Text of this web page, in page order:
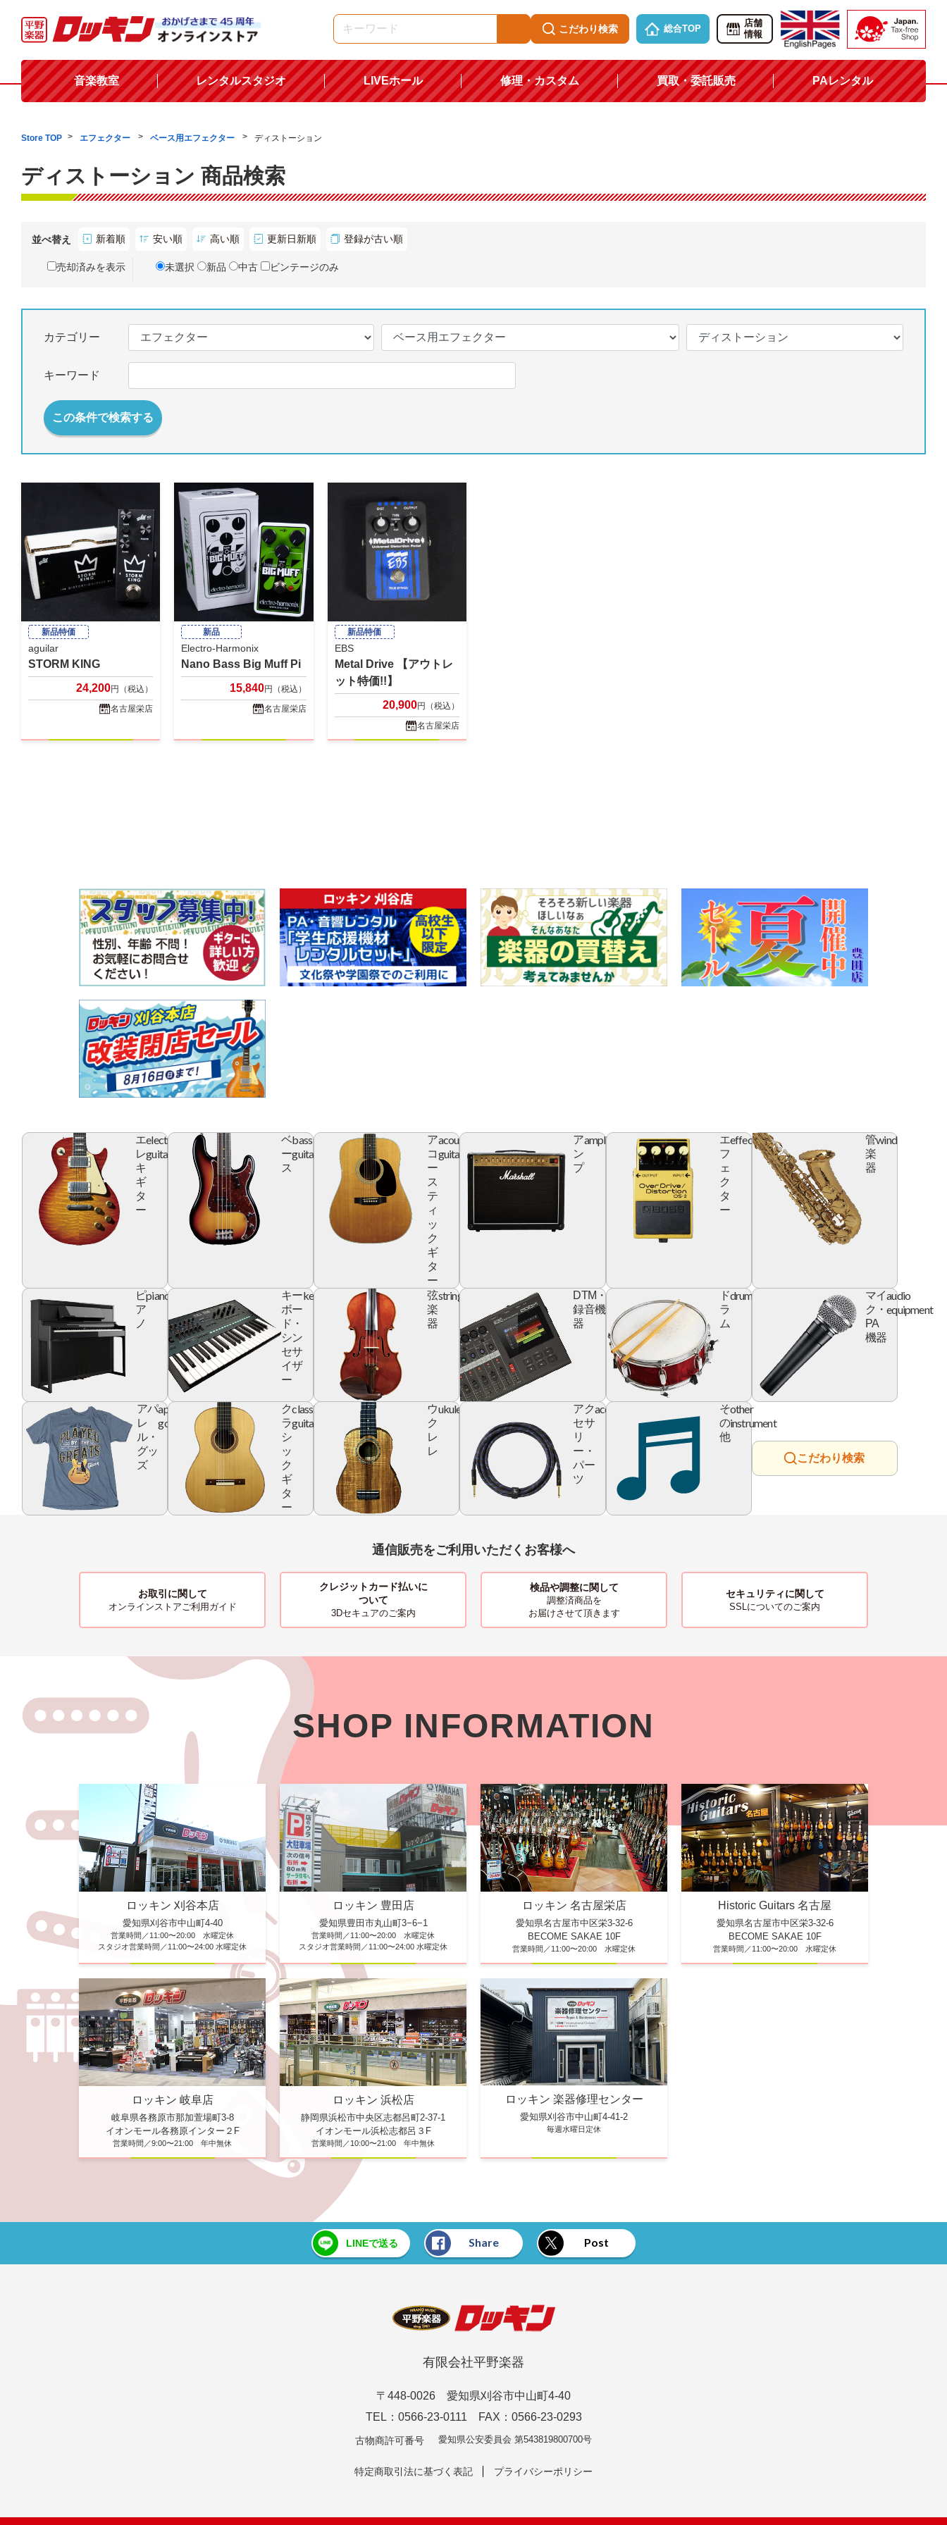
こだわり検索 総合TOP
店舗
情報
音楽教室 レンタルスタジオ LIVEホール 修理・カスタム 買取・委託販売 PAレンタル
Store TOP エフェクター ベース用エフェクター ディストーション
ディストーション 商品検索
並べ替え 新着順 安い順 高い順 更新日新順 登録が古い順
売却済みを表示 未選択 新品 中古 ビンテージのみ
カテゴリー
キーワード
この条件で検索する
新品特価
aguilar
STORM KING
24,200円（税込）
名古屋栄店
新品
Electro-Harmonix
Nano Bass Big Muff Pi
15,840円（税込）
名古屋栄店
新品特価
EBS
Metal Drive 【アウトレ
ット特価!!】
20,900円（税込）
名古屋栄店
エ
レ
キ
ギ
タ
ー
electric
guitar
ベ
ー
ス
bass
guitar
ア
コ
ー
ス
テ
ィ
ッ
ク
ギ
タ
ー
acoustic
guitar
ア
ン
プ
amplifier
エ
フ
ェ
ク
タ
ー
effector
管
楽
器
wind
ピ
ア
ノ
piano
キー
ボー
ド・
シン
セサ
イザ
ー
keyboard
弦
楽
器
string
DTM・
録音機
器
digital
device
ド
ラ
ム
drum
マイ
ク・
PA
機器
audio
equipment
アパ
レ
ル・
グッ
ズ
apparel
goods
ク
ラ
シ
ッ
ク
ギ
タ
ー
classic
guitar
ウ
ク
レ
レ
ukulele
アク
セサ
リ
ー・
パー
ツ
accessory
そ
の
他
other
instrument
こだわり検索
通信販売をご利用いただくお客様へ
お取引に関して
オンラインストアご利用ガイド
クレジットカード払いに
ついて
3Dセキュアのご案内
検品や調整に関して
調整済商品を
お届けさせて頂きます
セキュリティに関して
SSLについてのご案内
SHOP INFORMATION
ロッキン 刈谷本店
愛知県刈谷市中山町4-40
営業時間／11:00〜20:00 水曜定休
スタジオ営業時間／11:00〜24:00 水曜定休
ロッキン 豊田店
愛知県豊田市丸山町3−6−1
営業時間／11:00〜20:00 水曜定休
スタジオ営業時間／11:00〜24:00 水曜定休
ロッキン 名古屋栄店
愛知県名古屋市中区栄3-32-6
BECOME SAKAE 10F
営業時間／11:00〜20:00 水曜定休
Historic Guitars 名古屋
愛知県名古屋市中区栄3-32-6
BECOME SAKAE 10F
営業時間／11:00〜20:00 水曜定休
ロッキン 岐阜店
岐阜県各務原市那加萱場町3-8
イオンモール各務原インター２F
営業時間／9:00〜21:00 年中無休
ロッキン 浜松店
静岡県浜松市中央区志都呂町2-37-1
イオンモール浜松志都呂３F
営業時間／10:00〜21:00 年中無休
ロッキン 楽器修理センター
愛知県刈谷市中山町4-41-2
毎週水曜日定休
LINEで送る Share Post
有限会社平野楽器
〒448-0026 愛知県刈谷市中山町4-40
TEL：0566-23-0111 FAX：0566-23-0293
古物商許可番号 愛知県公安委員会 第543819800700号
特定商取引法に基づく表記 プライバシーポリシー